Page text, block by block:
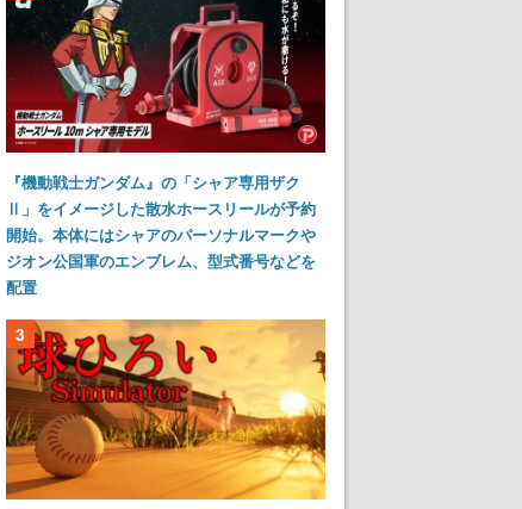
『機動戦士ガンダム』の「シャア専用ザク
Ⅱ」をイメージした散水ホースリールが予約
開始。本体にはシャアのパーソナルマークや
ジオン公国軍のエンブレム、型式番号などを
配置
3